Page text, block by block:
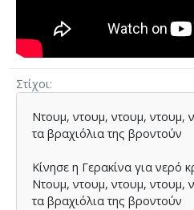
Στίχοι
Ντουµ, ντουµ, ντουµ, ντουµ,
τα βραχιόλια της βροντούν
Κίνησε η Γερακίνα για νερό
Ντουµ, ντουµ, ντουµ, ντουµ,
τα βραχιόλια της βροντούν